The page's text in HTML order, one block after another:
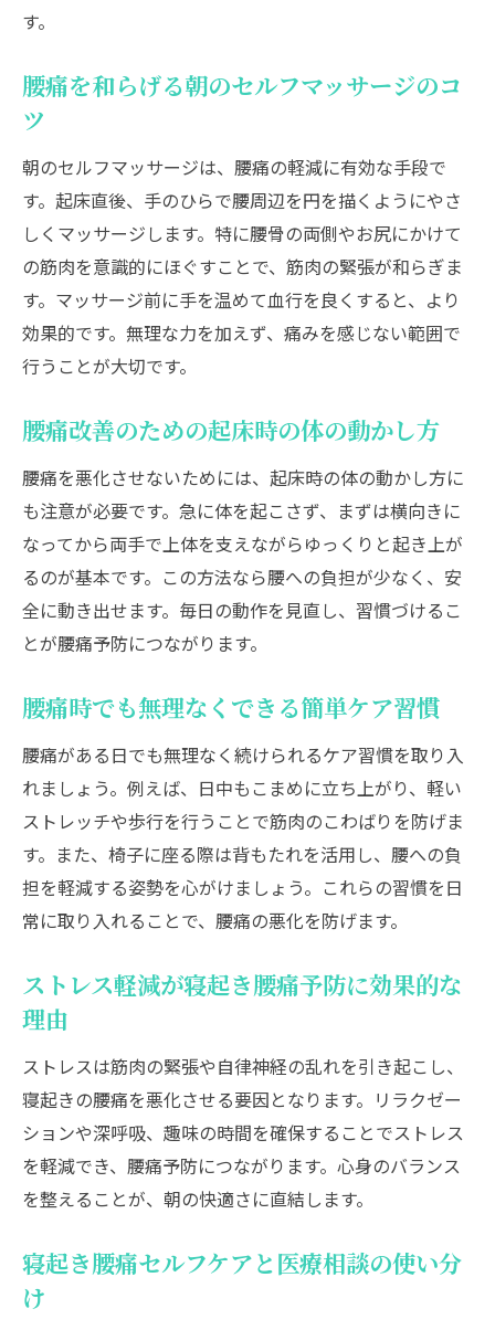
す。
腰痛を和らげる朝のセルフマッサージのコ
ツ
朝のセルフマッサージは、腰痛の軽減に有効な手段で
す。起床直後、手のひらで腰周辺を円を描くようにやさ
しくマッサージします。特に腰骨の両側やお尻にかけて
の筋肉を意識的にほぐすことで、筋肉の緊張が和らぎま
す。マッサージ前に手を温めて血行を良くすると、より
効果的です。無理な力を加えず、痛みを感じない範囲で
行うことが大切です。
腰痛改善のための起床時の体の動かし方
腰痛を悪化させないためには、起床時の体の動かし方に
も注意が必要です。急に体を起こさず、まずは横向きに
なってから両手で上体を支えながらゆっくりと起き上が
るのが基本です。この方法なら腰への負担が少なく、安
全に動き出せます。毎日の動作を見直し、習慣づけるこ
とが腰痛予防につながります。
腰痛時でも無理なくできる簡単ケア習慣
腰痛がある日でも無理なく続けられるケア習慣を取り入
れましょう。例えば、日中もこまめに立ち上がり、軽い
ストレッチや歩行を行うことで筋肉のこわばりを防げま
す。また、椅子に座る際は背もたれを活用し、腰への負
担を軽減する姿勢を心がけましょう。これらの習慣を日
常に取り入れることで、腰痛の悪化を防げます。
ストレス軽減が寝起き腰痛予防に効果的な
理由
ストレスは筋肉の緊張や自律神経の乱れを引き起こし、
寝起きの腰痛を悪化させる要因となります。リラクゼー
ションや深呼吸、趣味の時間を確保することでストレス
を軽減でき、腰痛予防につながります。心身のバランス
を整えることが、朝の快適さに直結します。
寝起き腰痛セルフケアと医療相談の使い分
け